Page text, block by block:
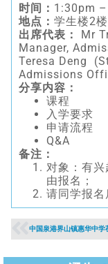
时间： 1:30pm
地点： 学生楼2
出席代表：
Mr
Manager,
Teresa Deng
Admissions
分享内容：
课程
入学要求
申请流程
Q&A
备注：
对象：有
由报名；
请同学报名
中国泉港界山镇惠华中学